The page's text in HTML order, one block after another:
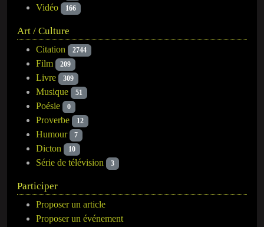
Vidéo 166
Art / Culture
Citation 2744
Film 209
Livre 309
Musique 51
Poésie 0
Proverbe 12
Humour 7
Dicton 10
Série de télévision 3
Participer
Proposer un article
Proposer un événement